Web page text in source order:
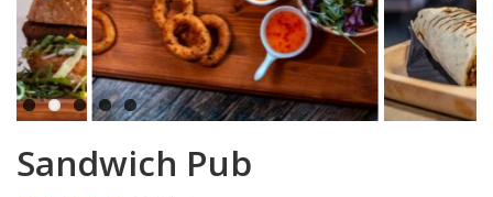
Previous Next
Sandwich Pub